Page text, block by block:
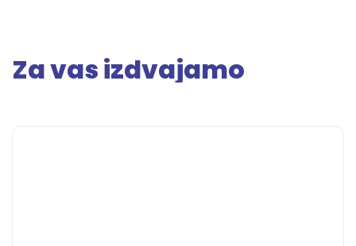
Za vas izdvajamo